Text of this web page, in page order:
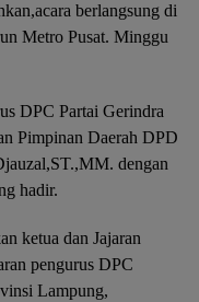
berlangsung di
Metro Pusat. Minggu
DPC Partai Gerindra
Pimpinan Daerah DPD
dengan
hadir.
ketua dan Jajaran
pengurus DPC
Lampung,